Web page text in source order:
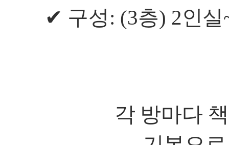
✔ 구성: (3층) 2인실
각 방마다